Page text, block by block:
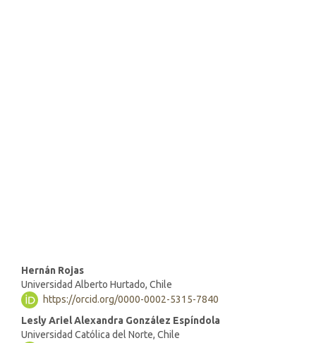
Main
Article
Content
Hernán Rojas
Universidad Alberto Hurtado, Chile
https://orcid.org/0000-0002-5315-7840
Lesly Ariel Alexandra González Espíndola
Universidad Católica del Norte, Chile